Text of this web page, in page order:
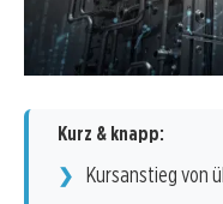
Kurz & knapp:
Kursanstieg von